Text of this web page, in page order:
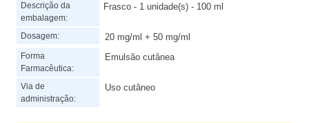
Descrição da
embalagem:
Frasco - 1 unidade(s) - 100 ml
Dosagem: 20 mg/ml + 50 mg/ml
Forma
Farmacêutica:
Emulsão cutânea
Via de
administração:
Uso cutâneo